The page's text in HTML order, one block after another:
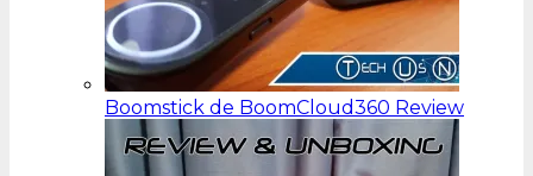
Boomstick de BoomCloud360 Review